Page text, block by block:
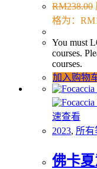
RM238.00
格为：
You must
courses.
courses.
加入购物
速查看
2023, 所有
佛卡